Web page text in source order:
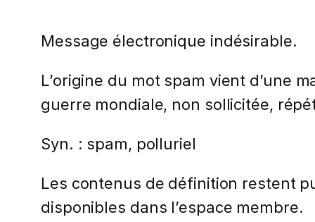
Message électronique indésirable.
L’origine du mot spam vient d’une
guerre mondiale, non sollicitée,
Syn. : spam, polluriel
Les contenus de définition restent
disponibles dans l’espace membre.